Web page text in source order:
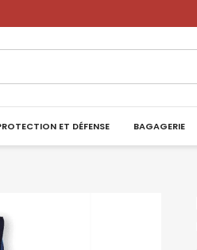
ET DÉFENSE BAGAGERIE